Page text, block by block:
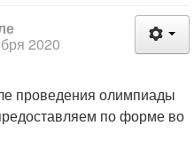
2020
проведения олимпиады
по форме во